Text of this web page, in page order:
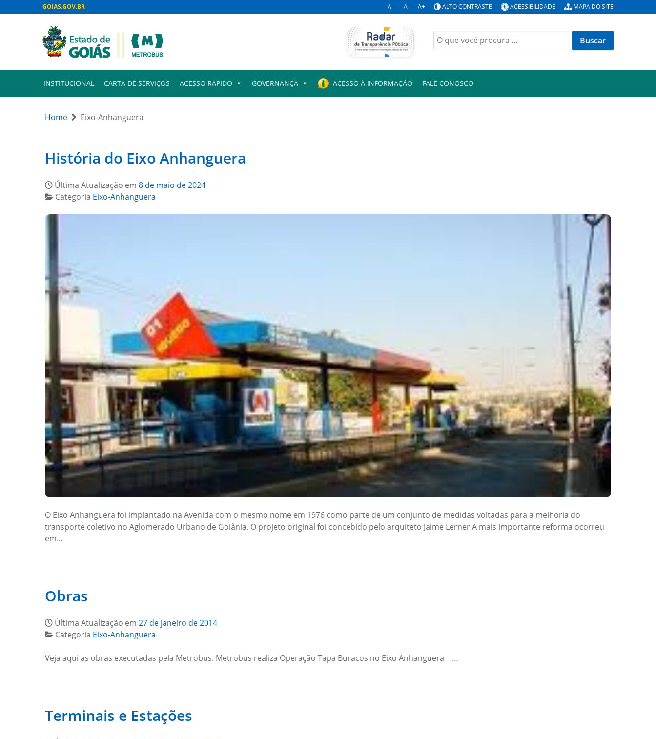
GOIAS.GOV.BR A- A A+ ALTO CONTRASTE ACESSIBILIDADE MAPA DO SITE
Buscar
por:
INSTITUCIONAL CARTA DE SERVIÇOS ACESSO RÁPIDO GOVERNANÇA ACESSO À INFORMAÇÃO FALE CONOSCO
Home Eixo-Anhanguera
História do Eixo Anhanguera
Última Atualização em 8 de maio de 2024
Categoria Eixo-Anhanguera
O Eixo Anhanguera foi implantado na Avenida com o mesmo nome em 1976 como parte de um conjunto de medidas voltadas para a melhoria do
transporte coletivo no Aglomerado Urbano de Goiânia. O projeto original foi concebido pelo arquiteto Jaime Lerner A mais importante reforma ocorreu
em…
Obras
Última Atualização em 27 de janeiro de 2014
Categoria Eixo-Anhanguera
Veja aqui as obras executadas pela Metrobus: Metrobus realiza Operação Tapa Buracos no Eixo Anhanguera …
Terminais e Estações